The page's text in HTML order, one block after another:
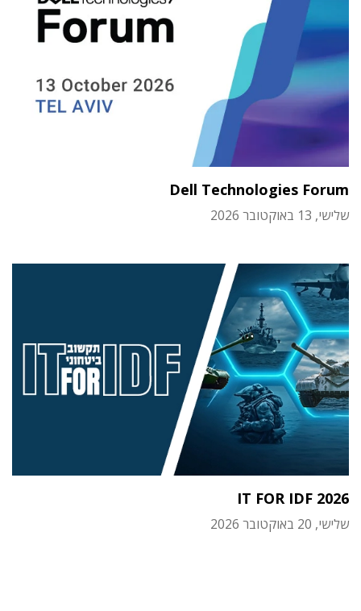
Dell Technologies Forum
שלישי, 13 באוקטובר 2026
IT FOR IDF 2026
שלישי, 20 באוקטובר 2026